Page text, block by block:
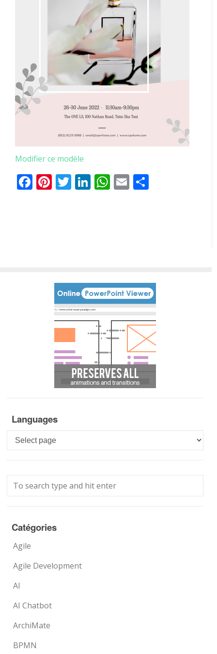
Modifier ce modèle
Facebook
Pinterest
Twitter
LinkedIn
WhatsApp
Email
Languages
Languages
Catégories
Agile
Agile Development
AI
AI Chatbot
ArchiMate
BPMN